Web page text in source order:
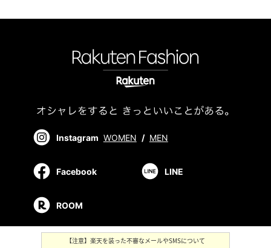
Instagram WOMEN / MEN
Facebook LINE
ROOM
【注意】楽天を装った不審なメールやSMSについて